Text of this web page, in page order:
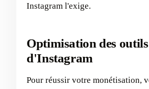
Instagram l'exige.
Optimisation des
d'Instagram
Pour réussir votre monétisation,